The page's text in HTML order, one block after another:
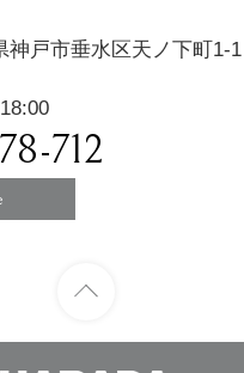
神戸市垂水区天ノ下町1-
712